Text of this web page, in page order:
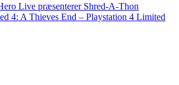
Live præsenterer Shred-A-Thon
4: A Thieves End – Playstation 4 Limited